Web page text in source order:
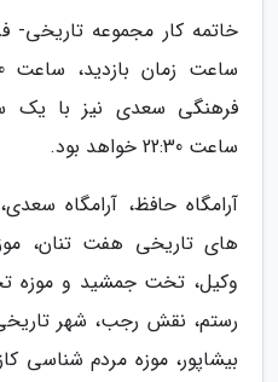
خاتمه کار مجموعه
فرهنگی سعدی نیز با یک
ساعت 22:30 خواهد بود.
آرامگاه حافظ، آرامگاه
های تاریخی هفت تنان،
وکیل، تخت جمشید و موزه
رستم، نقش رجب، شهر
بیشاپور، موزه مردم شناسی